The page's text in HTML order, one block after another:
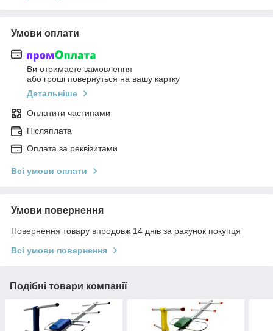
Умови оплати
Ви отримаєте замовлення
або гроші повернуться на вашу картку
Детальніше
Оплатити частинами
Післяплата
Оплата за реквізитами
Всі умови оплати
Умови повернення
Повернення товару впродовж 14 днів за рахунок покупця
Всі умови повернення
Подібні товари компанії